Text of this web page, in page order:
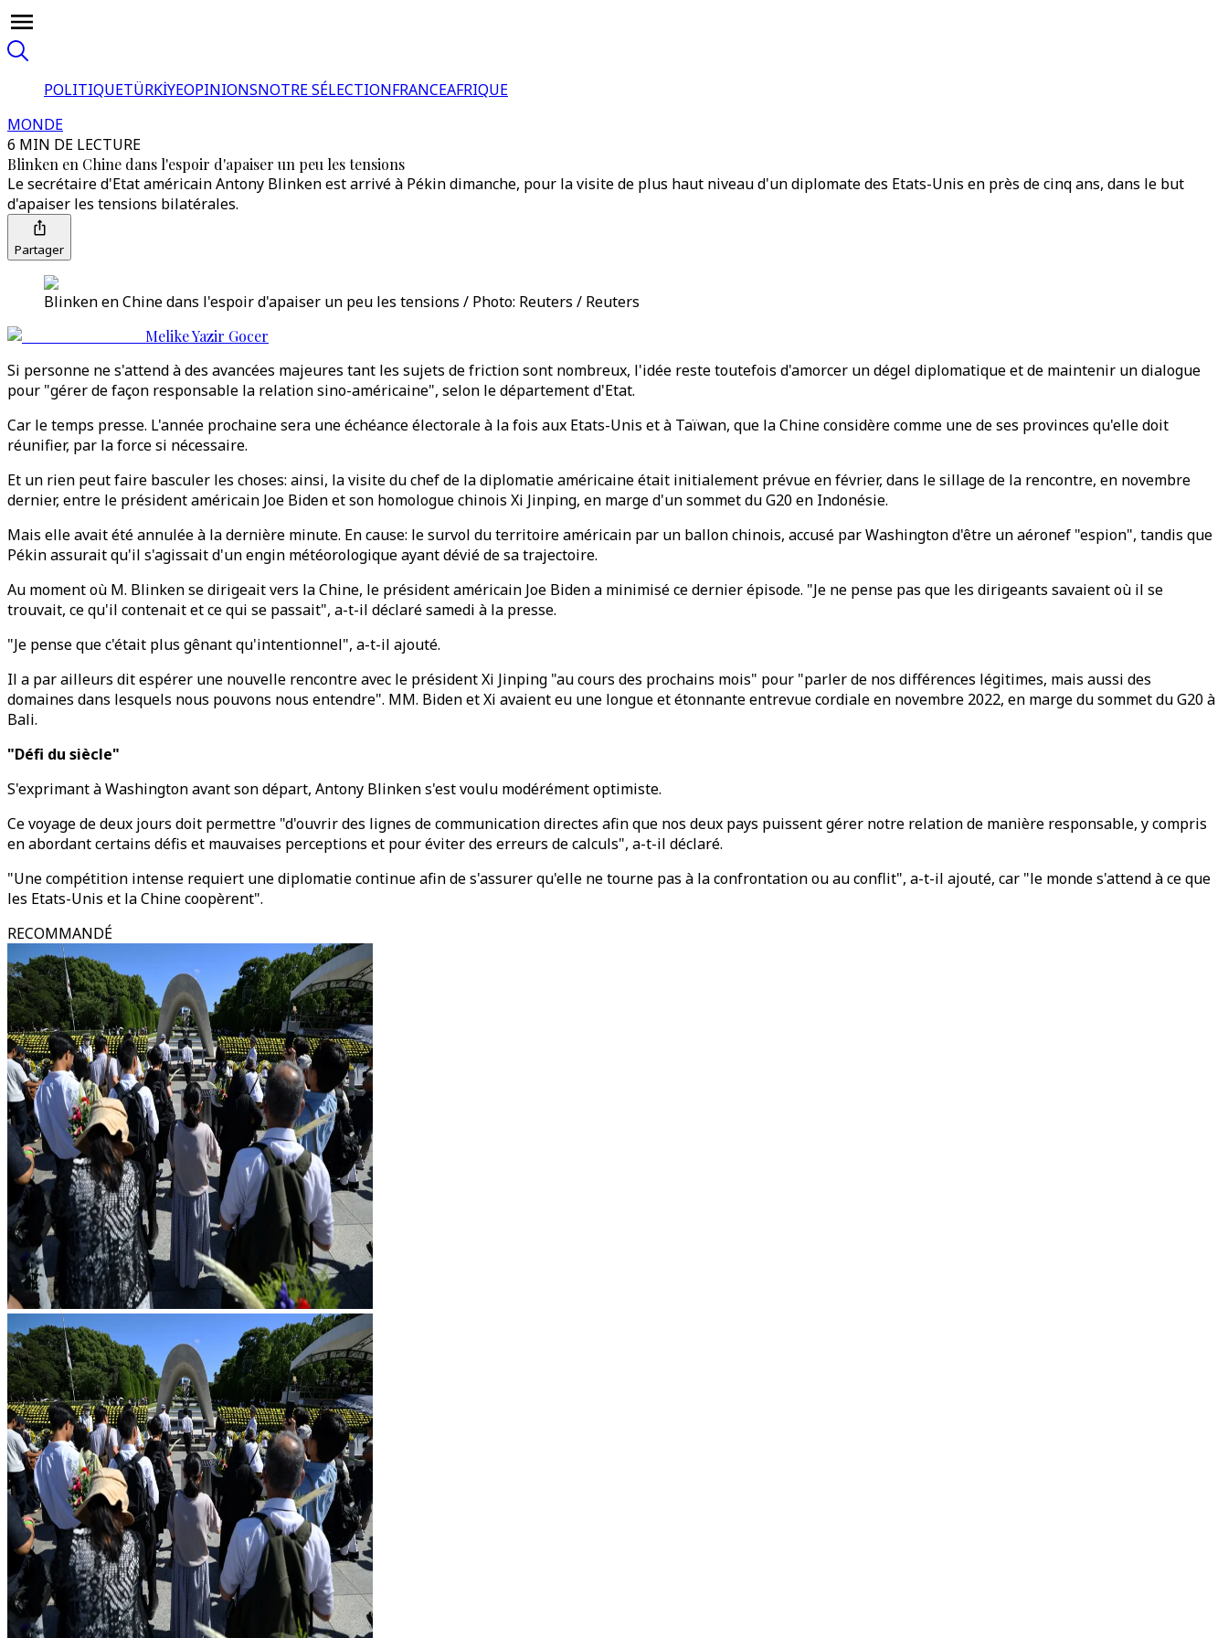
POLITIQUETÜRKİYEOPINIONSNOTRE SÉLECTIONFRANCEAFRIQUE
MONDE
6 MIN DE LECTURE
Blinken en Chine dans l'espoir d'apaiser un peu les tensions
Le secrétaire d'Etat américain Antony Blinken est arrivé à Pékin dimanche, pour la visite de plus haut niveau d'un diplomate des Etats-Unis en près de cinq ans, dans le but
d'apaiser les tensions bilatérales.
Partager
Blinken en Chine dans l'espoir d'apaiser un peu les tensions / Photo: Reuters / Reuters
Melike Yazir Gocer
Si personne ne s'attend à des avancées majeures tant les sujets de friction sont nombreux, l'idée reste toutefois d'amorcer un dégel diplomatique et de maintenir un dialogue
pour "gérer de façon responsable la relation sino-américaine", selon le département d'Etat.
Car le temps presse. L'année prochaine sera une échéance électorale à la fois aux Etats-Unis et à Taïwan, que la Chine considère comme une de ses provinces qu'elle doit
réunifier, par la force si nécessaire.
Et un rien peut faire basculer les choses: ainsi, la visite du chef de la diplomatie américaine était initialement prévue en février, dans le sillage de la rencontre, en novembre
dernier, entre le président américain Joe Biden et son homologue chinois Xi Jinping, en marge d'un sommet du G20 en Indonésie.
Mais elle avait été annulée à la dernière minute. En cause: le survol du territoire américain par un ballon chinois, accusé par Washington d'être un aéronef "espion", tandis que
Pékin assurait qu'il s'agissait d'un engin météorologique ayant dévié de sa trajectoire.
Au moment où M. Blinken se dirigeait vers la Chine, le président américain Joe Biden a minimisé ce dernier épisode. "Je ne pense pas que les dirigeants savaient où il se
trouvait, ce qu'il contenait et ce qui se passait", a-t-il déclaré samedi à la presse.
"Je pense que c'était plus gênant qu'intentionnel", a-t-il ajouté.
Il a par ailleurs dit espérer une nouvelle rencontre avec le président Xi Jinping "au cours des prochains mois" pour "parler de nos différences légitimes, mais aussi des
domaines dans lesquels nous pouvons nous entendre". MM. Biden et Xi avaient eu une longue et étonnante entrevue cordiale en novembre 2022, en marge du sommet du G20 à
Bali.
"Défi du siècle"
S'exprimant à Washington avant son départ, Antony Blinken s'est voulu modérément optimiste.
Ce voyage de deux jours doit permettre "d'ouvrir des lignes de communication directes afin que nos deux pays puissent gérer notre relation de manière responsable, y compris
en abordant certains défis et mauvaises perceptions et pour éviter des erreurs de calculs", a-t-il déclaré.
"Une compétition intense requiert une diplomatie continue afin de s'assurer qu'elle ne tourne pas à la confrontation ou au conflit", a-t-il ajouté, car "le monde s'attend à ce que
les Etats-Unis et la Chine coopèrent".
RECOMMANDÉ